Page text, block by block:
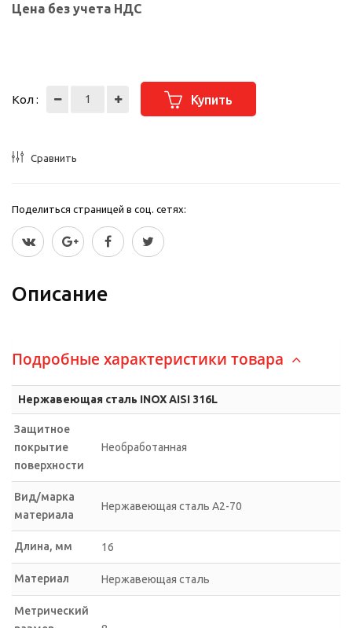
Цена без учета НДС
Кол : Купить
Сравнить
Поделиться страницей в соц. сетях:
Описание
Подробные характеристики товара
Нержавеющая сталь INOX AISI 316L
Защитное
покрытие
поверхности
Необработанная
Вид/марка
материала
Нержавеющая сталь А2-70
Длина, мм 16
Материал Нержавеющая сталь
Метрический